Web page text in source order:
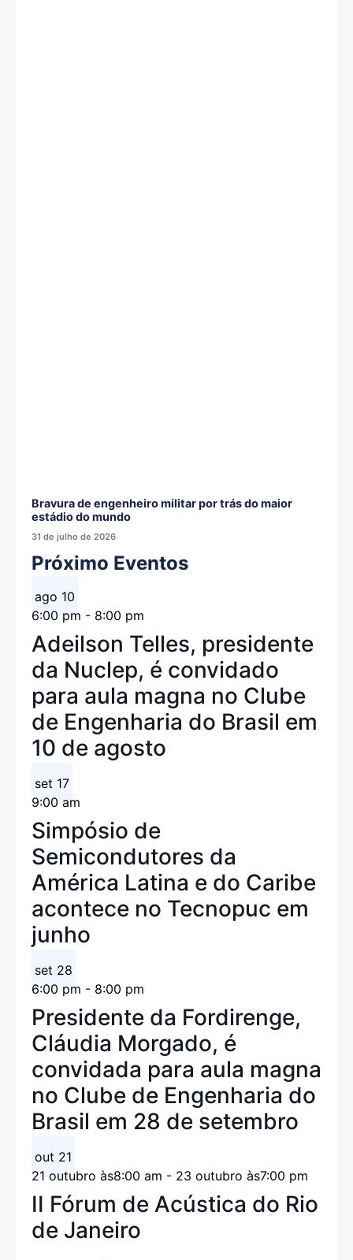
Bravura de engenheiro militar por trás do maior
estádio do mundo
31 de julho de 2026
Próximo Eventos
ago 10
6:00 pm - 8:00 pm
Adeilson Telles, presidente
da Nuclep, é convidado
para aula magna no Clube
de Engenharia do Brasil em
10 de agosto
set 17
9:00 am
Simpósio de
Semicondutores da
América Latina e do Caribe
acontece no Tecnopuc em
junho
set 28
6:00 pm - 8:00 pm
Presidente da Fordirenge,
Cláudia Morgado, é
convidada para aula magna
no Clube de Engenharia do
Brasil em 28 de setembro
out 21
21 outubro às8:00 am - 23 outubro às7:00 pm
II Fórum de Acústica do Rio
de Janeiro